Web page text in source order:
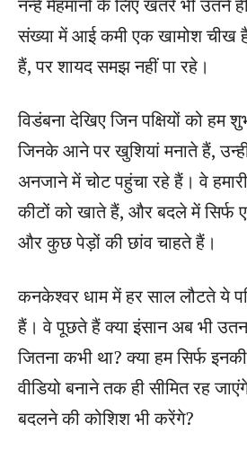
नन्हें मेहमानों के लिए खतरे भी उतने
संख्या में आई कमी एक खामोश चीख
हैं, पर शायद समझ नहीं पा रहे।
विडंबना देखिए जिन पक्षियों को हम
जिनके आने पर खुशियां मनाते हैं,
अनजाने में चोट पहुंचा रहे हैं। वे
कीटों को खाते हैं, और बदले में सिर्फ
और कुछ पेड़ों की छांव चाहते हैं।
कनकेश्वर धाम में हर साल लौटते ये
हैं। वे पूछते हैं क्या इंसान अब भी
जितना कभी था? क्या हम सिर्फ
वीडियो बनाने तक ही सीमित रह
बदलने की कोशिश भी करेंगे?